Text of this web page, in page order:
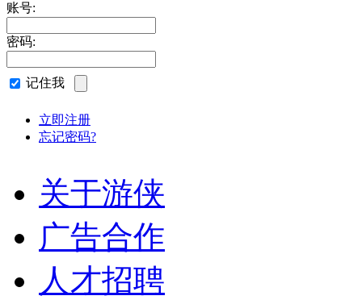
账号:
密码:
记住我
立即注册
忘记密码?
关于游侠
广告合作
人才招聘